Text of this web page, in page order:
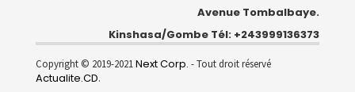
Avenue Tombalbaye.
Kinshasa/Gombe Tél: +243999136373
Copyright © 2019-2021Next Corp. - Tout droit réservé
Actualite.CD.